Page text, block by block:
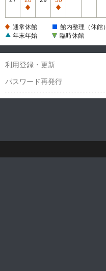
休
館
通
休
通
休
通常休館
館内整理（休館）
年末年始
臨時休館
利用登録・更新
パスワード再発行